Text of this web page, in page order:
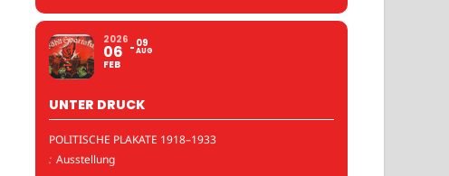
2026
06
FEB
09
AUG
UNTER DRUCK
POLITISCHE PLAKATE 1918–1933
: Ausstellung